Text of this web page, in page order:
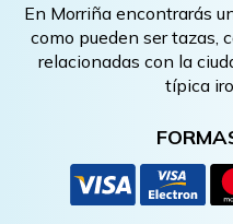
En Morriña encontrarás
como pueden ser tazas,
relacionadas con la
típica